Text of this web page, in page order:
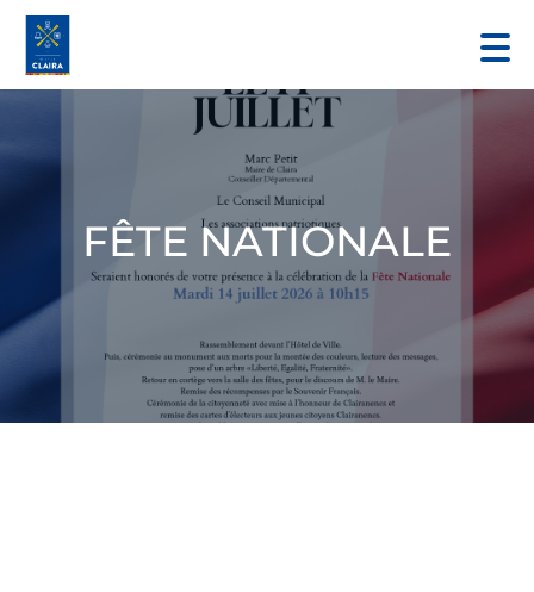
FÊTE NATIONALE